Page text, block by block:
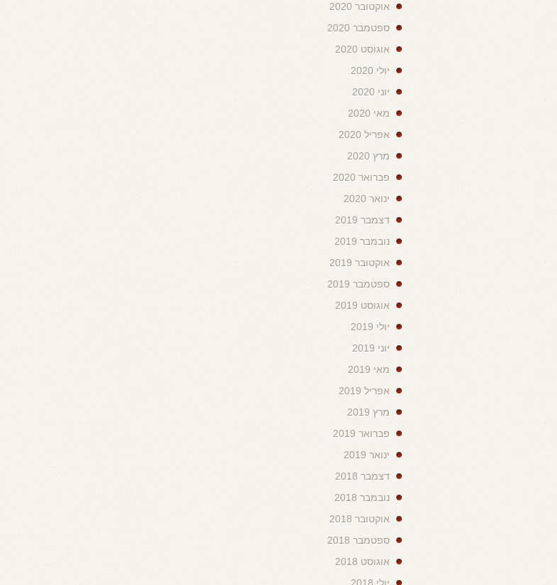
אוקטובר 2020
ספטמבר 2020
אוגוסט 2020
יולי 2020
יוני 2020
מאי 2020
אפריל 2020
מרץ 2020
פברואר 2020
ינואר 2020
דצמבר 2019
נובמבר 2019
אוקטובר 2019
ספטמבר 2019
אוגוסט 2019
יולי 2019
יוני 2019
מאי 2019
אפריל 2019
מרץ 2019
פברואר 2019
ינואר 2019
דצמבר 2018
נובמבר 2018
אוקטובר 2018
ספטמבר 2018
אוגוסט 2018